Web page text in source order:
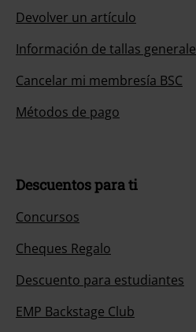
Devolver un artículo
Información de tallas
Cancelar mi membresía BSC
Métodos de pago
Descuentos para ti
Concursos
Cheques Regalo
Descuento para estudiantes
EMP Backstage Club